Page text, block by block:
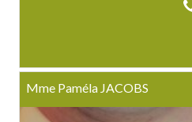
Mme Paméla JACOBS